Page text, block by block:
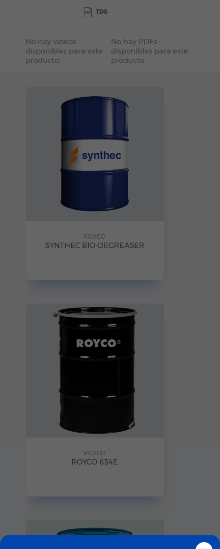
TDS
No hay videos
disponibles para este
producto.
No hay PDFs
disponibles para este
producto.
ROYCO
SYNTHEC BIO-DEGREASER
ROYCO
ROYCO 634E